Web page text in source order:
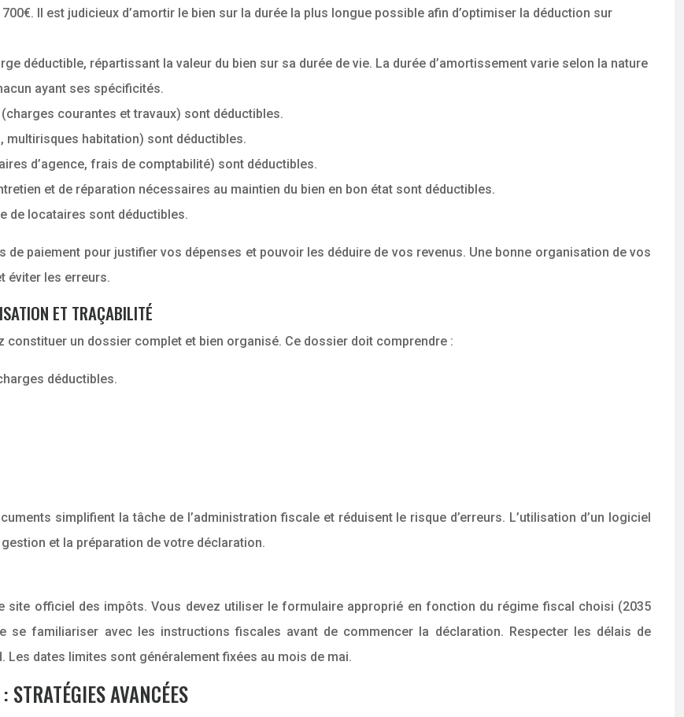
Il est judicieux d’amortir le bien sur la durée la plus longue possible afin d’optimiser la déduction sur
déductible, répartissant la valeur du bien sur sa durée de vie. La durée d’amortissement varie selon la nature
ayant ses spécificités.
courantes et travaux) sont déductibles.
multirisques habitation) sont déductibles.
d’agence, frais de comptabilité) sont déductibles.
et de réparation nécessaires au maintien du bien en bon état sont déductibles.
de locataires sont déductibles.
paiement pour justifier vos dépenses et pouvoir les déduire de vos revenus. Une bonne organisation de vos
éviter les erreurs.
ET TRAÇABILITÉ
un dossier complet et bien organisé. Ce dossier doit comprendre :
déductibles.
simplifient la tâche de l’administration fiscale et réduisent le risque d’erreurs. L’utilisation d’un logiciel
et la préparation de votre déclaration.
site officiel des impôts. Vous devez utiliser le formulaire approprié en fonction du régime fiscal choisi (2035
se familiariser avec les instructions fiscales avant de commencer la déclaration. Respecter les délais de
dates limites sont généralement fixées au mois de mai.
AVANCÉES